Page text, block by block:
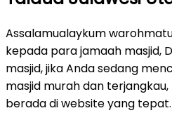
Assalamualaykum
kepada para jamaah masjid,
masjid, jika Anda sedang
masjid murah dan
berada di website yang tepat.